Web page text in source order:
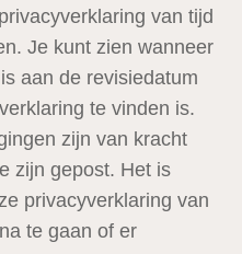
van tijd
Je kunt zien wanneer
aan de revisiedatum
te vinden is.
zijn van kracht
zijn gepost. Het is
privacyverklaring van
te gaan of er